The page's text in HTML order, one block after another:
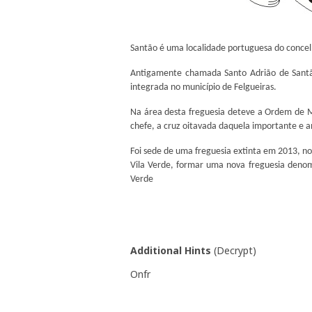
Santão é uma localidade portuguesa do
Antigamente chamada Santo Adrião de
integrada no município de Felgueiras.
Na área desta freguesia deteve a Ordem de
chefe, a cruz oitavada daquela importante e
Foi sede de uma freguesia extinta em 2013,
Vila Verde, formar uma nova freguesia
Verde
Additional Hints (Decrypt)
Onfr